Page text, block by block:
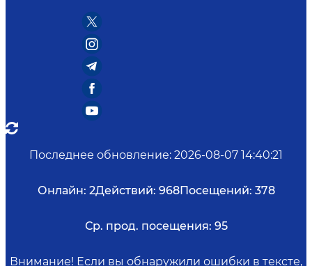
Последнее обновление: 2026-08-07 14:40:21
Онлайн: 2Действий: 968Посещений: 378
Ср. прод. посещения: 95
Внимание! Если вы обнаружили ошибки в тексте,